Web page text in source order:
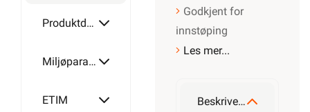
Produktdetaljer
Miljøparametere
ETIM
Godkjent for
innstøping
Les mer...
Beskrivelse